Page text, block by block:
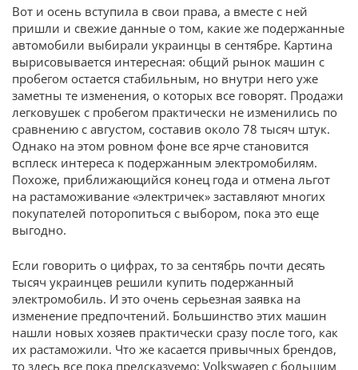
Вот и осень вступила в свои права, а вместе с ней
пришли и свежие данные о том, какие же подержанные
автомобили выбирали украинцы в сентябре. Картина
вырисовывается интересная: общий рынок машин с
пробегом остается стабильным, но внутри него уже
заметны те изменения, о которых все говорят. Продажи
легковушек с пробегом практически не изменились по
сравнению с августом, составив около 78 тысяч штук.
Однако на этом ровном фоне все ярче становится
всплеск интереса к подержанным электромобилям.
Похоже, приближающийся конец года и отмена льгот
на растаможивание «электричек» заставляют многих
покупателей поторопиться с выбором, пока это еще
выгодно.
Если говорить о цифрах, то за сентябрь почти десять
тысяч украинцев решили купить подержанный
электромобиль. И это очень серьезная заявка на
изменение предпочтений. Большинство этих машин
нашли новых хозяев практически сразу после того, как
их растаможили. Что же касается привычных брендов,
то здесь все пока предсказуемо: Volkswagen с большим